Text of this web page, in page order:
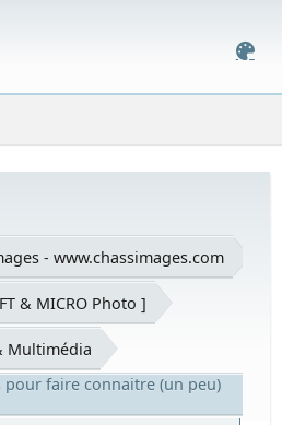
- www.chassimages.com
& MICRO Photo ]
Multimédia
pour faire connaitre (un peu)